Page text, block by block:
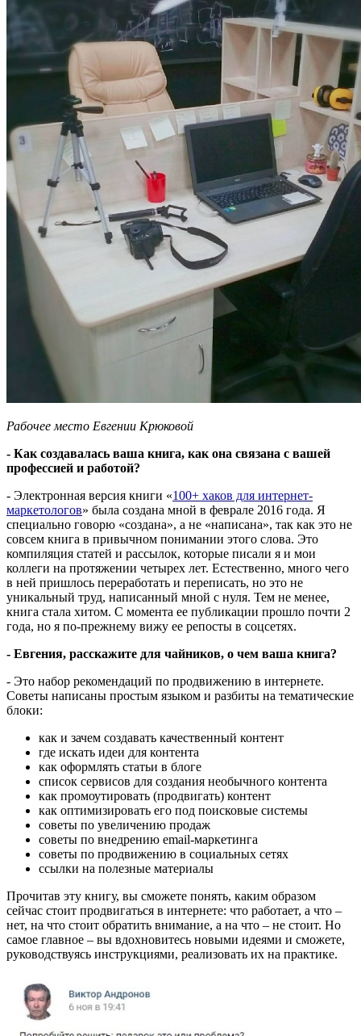
Рабочее место Евгении Крюковой
- Как создавалась ваша книга, как она связана с вашей
профессией и работой?
- Электронная версия книги «100+ хаков для интернет-
маркетологов» была создана мной в феврале 2016 года. Я
специально говорю «создана», а не «написана», так как это не
совсем книга в привычном понимании этого слова. Это
компиляция статей и рассылок, которые писали я и мои
коллеги на протяжении четырех лет. Естественно, много чего
в ней пришлось переработать и переписать, но это не
уникальный труд, написанный мной с нуля. Тем не менее,
книга стала хитом. С момента ее публикации прошло почти 2
года, но я по-прежнему вижу ее репосты в соцсетях.
- Евгения, расскажите для чайников, о чем ваша книга?
- Это набор рекомендаций по продвижению в интернете.
Советы написаны простым языком и разбиты на тематические
блоки:
как и зачем создавать качественный контент
где искать идеи для контента
как оформлять статьи в блоге
список сервисов для создания необычного контента
как промоутировать (продвигать) контент
как оптимизировать его под поисковые системы
советы по увеличению продаж
советы по внедрению email-маркетинга
советы по продвижению в социальных сетях
ссылки на полезные материалы
Прочитав эту книгу, вы сможете понять, каким образом
сейчас стоит продвигаться в интернете: что работает, а что –
нет, на что стоит обратить внимание, а на что – не стоит. Но
самое главное – вы вдохновитесь новыми идеями и сможете,
руководствуясь инструкциями, реализовать их на практике.